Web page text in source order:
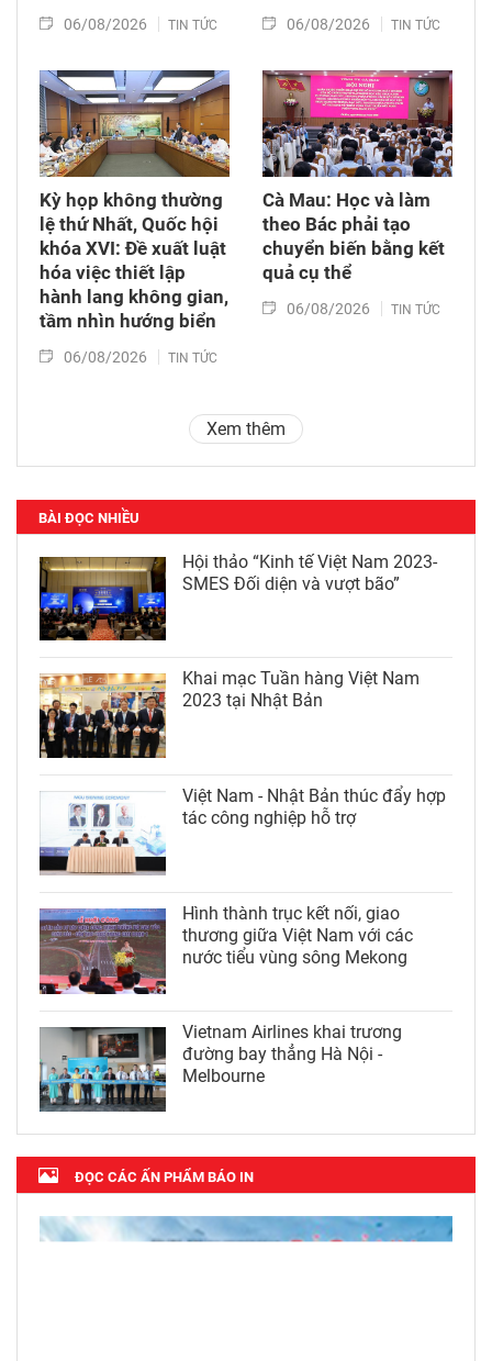
06/08/2026 TIN TỨC 06/08/2026 TIN TỨC
Kỳ họp không thường
lệ thứ Nhất, Quốc hội
khóa XVI: Đề xuất luật
hóa việc thiết lập
hành lang không gian,
tầm nhìn hướng biển
06/08/2026 TIN TỨC
Cà Mau: Học và làm
theo Bác phải tạo
chuyển biến bằng kết
quả cụ thể
06/08/2026 TIN TỨC
Xem thêm
BÀI ĐỌC NHIỀU
Hội thảo “Kinh tế Việt Nam 2023-
SMES Đối diện và vượt bão”
Khai mạc Tuần hàng Việt Nam
2023 tại Nhật Bản
Việt Nam - Nhật Bản thúc đẩy hợp
tác công nghiệp hỗ trợ
Hình thành trục kết nối, giao
thương giữa Việt Nam với các
nước tiểu vùng sông Mekong
Vietnam Airlines khai trương
đường bay thẳng Hà Nội -
Melbourne
ĐỌC CÁC ẤN PHẨM BÁO IN